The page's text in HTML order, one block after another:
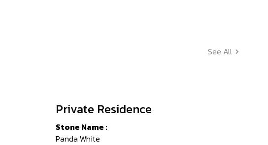
See All
Private Residence
Stone Name :
Panda White